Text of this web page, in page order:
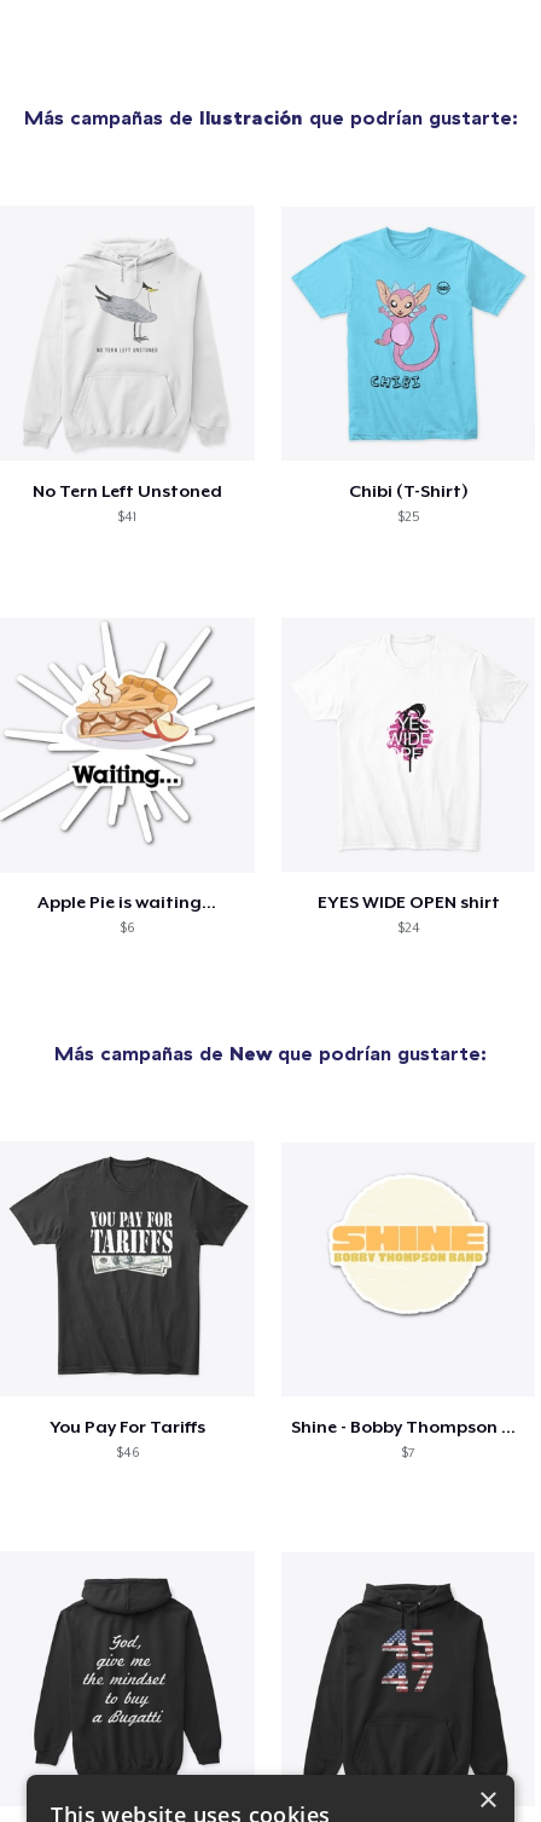
Más campañas de Ilustración que podrían gustarte:
No Tern Left Unstoned
$41
Chibi (T-Shirt)
$25
Apple Pie is waiting...
$6
EYES WIDE OPEN shirt
$24
Más campañas de Newque podrían gustarte:
You Pay For Tariffs
$46
Shine - Bobby Thompson Band Merch
$7
×
This website uses cookies